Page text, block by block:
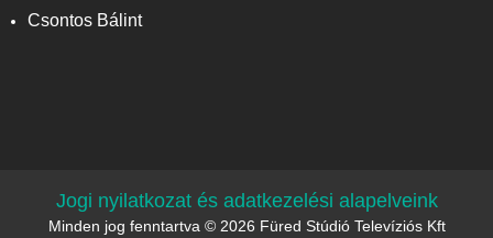
Csontos Bálint
Jogi nyilatkozat és adatkezelési alapelveink
Minden jog fenntartva © 2026 Füred Stúdió Televíziós Kft